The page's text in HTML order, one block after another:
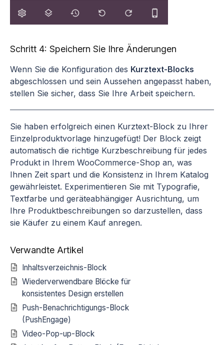
Schritt 4: Speichern Sie Ihre Änderungen
Wenn Sie die Konfiguration des Kurztext-Blocks
abgeschlossen und sein Aussehen angepasst haben,
stellen Sie sicher, dass Sie Ihre Arbeit speichern.
Sie haben erfolgreich einen Kurztext-Block zu Ihrer
Einzelproduktvorlage hinzugefügt! Der Block zeigt
automatisch die richtige Kurzbeschreibung für jedes
Produkt in Ihrem WooCommerce-Shop an, was
Ihnen Zeit spart und die Konsistenz in Ihrem Katalog
gewährleistet. Experimentieren Sie mit Typografie,
Textfarbe und geräteabhängiger Ausrichtung, um
Ihre Produktbeschreibungen so darzustellen, dass
sie Käufer zu einem Kauf anregen.
Verwandte Artikel
Inhaltsverzeichnis-Block
Wiederverwendbare Blöcke für
konsistentes Design erstellen
Push-Benachrichtigungs-Block
(PushEngage)
Video-Pop-up-Block